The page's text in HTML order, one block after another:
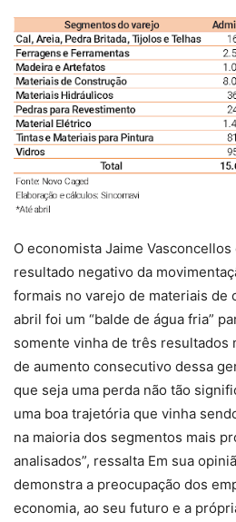
O economista Jaime
resultado negativo da
formais no varejo de materiais de
abril foi um “balde de água fria”
somente vinha de três resultados
de aumento consecutivo dessa
que seja uma perda não tão
uma boa trajetória que vinha
na maioria dos segmentos mais
analisados”, ressalta Em sua
demonstra a preocupação dos
economia, ao seu futuro e a